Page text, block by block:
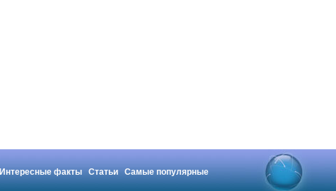
Интересные факты Статьи
Самые популярные